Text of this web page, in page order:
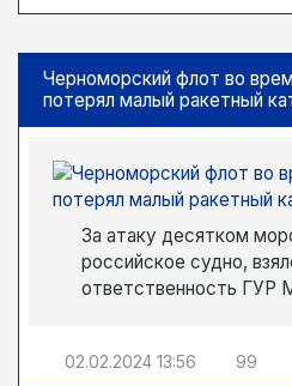
Черноморский флот во
потерял малый ракетный
За атаку десятком
российское судно,
ответственность ГУР
02.02.2024 13:56 99